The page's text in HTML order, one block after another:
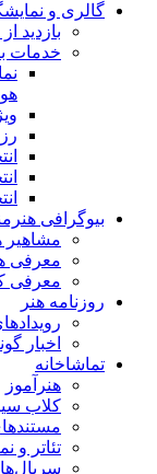
گالری و
بازدید
خدمات
بیوگرافی
مشاهیر
معرفی
معرفی
روزنامه هنر
اخبار
تماشاخانه
هنرآموز
کلاب
تئاتر و